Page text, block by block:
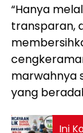
“Hanya
transparan,
marwahnya
yang
Ini